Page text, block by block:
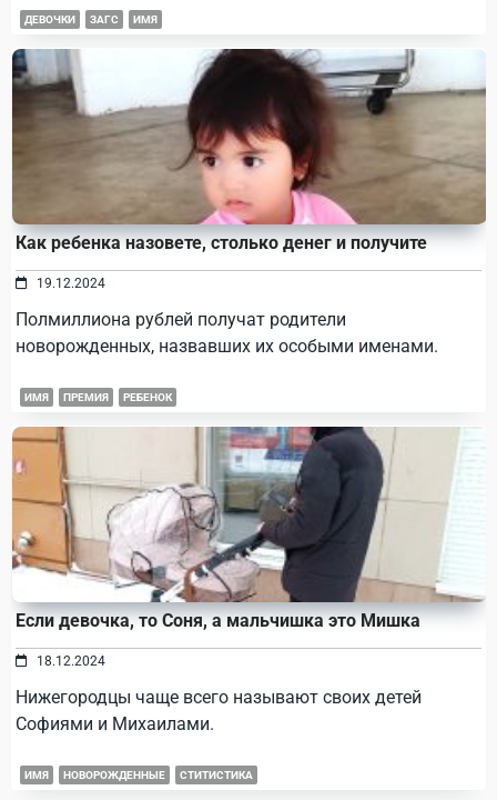
ДЕВОЧКИ ЗАГС ИМЯ
Как ребенка назовете, столько денег и получите
19.12.2024
Полмиллиона рублей получат родители
новорожденных, назвавших их особыми именами.
ИМЯ ПРЕМИЯ РЕБЕНОК
Если девочка, то Соня, а мальчишка это Мишка
18.12.2024
Нижегородцы чаще всего называют своих детей
Софиями и Михаилами.
ИМЯ НОВОРОЖДЕННЫЕ СТИТИСТИКА